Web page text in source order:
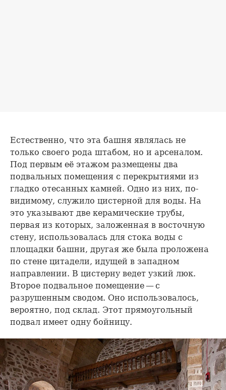
Естественно, что эта башня являлась не
только своего рода штабом, но и арсеналом.
Под первым её этажом размещены два
подвальных помещения с перекрытиями из
гладко отесанных камней. Одно из них, по-
видимому, служило цистерной для воды. На
это указывают две керамические трубы,
первая из которых, заложенная в восточную
стену, использовалась для стока воды с
площадки башни, другая же была проложена
по стене цитадели, идущей в западном
направлении. В цистерну ведет узкий люк.
Второе подвальное помещение — с
разрушенным сводом. Оно использовалось,
вероятно, под склад. Этот прямоугольный
подвал имеет одну бойницу.